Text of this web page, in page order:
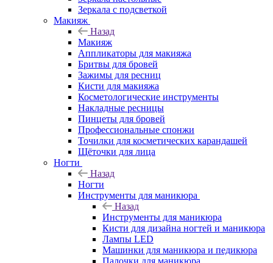
Зеркала с подсветкой
Макияж
Назад
Макияж
Аппликаторы для макияжа
Бритвы для бровей
Зажимы для ресниц
Кисти для макияжа
Косметологические инструменты
Накладные ресницы
Пинцеты для бровей
Профессиональные спонжи
Точилки для косметических карандашей
Щёточки для лица
Ногти
Назад
Ногти
Инструменты для маникюра
Назад
Инструменты для маникюра
Кисти для дизайна ногтей и маникюра
Лампы LED
Машинки для маникюра и педикюра
Палочки для маникюра